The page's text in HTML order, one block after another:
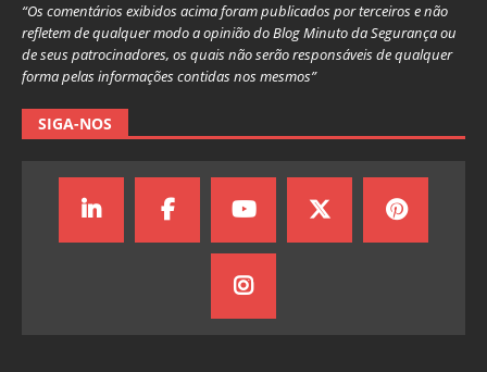
“Os comentários exibidos acima foram publicados por terceiros e não
refletem de qualquer modo a opinião do Blog Minuto da Segurança ou
de seus patrocinadores, os quais não serão responsáveis de qualquer
forma pelas informações contidas nos mesmos”
SIGA-NOS